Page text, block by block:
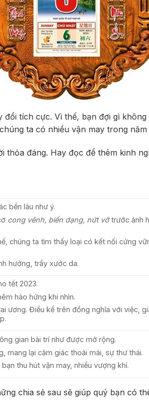
đổi tích cực. Vì thế, bạn đợi gì không
ta có nhiều vận may trong năm
thỏa đáng. Hay đọc để thêm kinh
bền lâu như ý.
cong vênh, biến dạng, nứt vỡtrước ảnh
chúng ta tìm thấy loại có kết nối cứng
hưởng, trầy xước da.
tết 2023.
hào hứng khi nhìn.
ương. Điều kể trên đồng nghĩa với việc,
gian bài trí như được mở rộng.
mang lại cảm giác thoải mái, sự thư thái.
thu hút vận may, nhiều vượng khí.
chia sẻ sau sẽ giúp quý bạn có